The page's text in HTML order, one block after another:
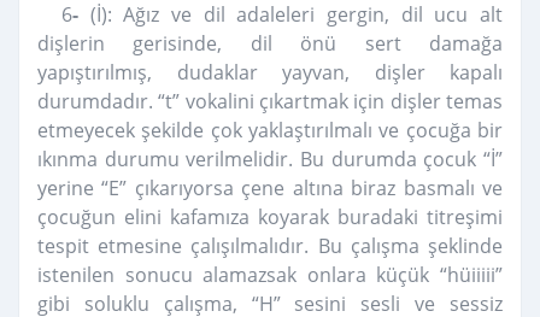
6- (İ): Ağız ve dil adaleleri gergin, dil ucu alt
dişlerin gerisinde, dil önü sert damağa
yapıştırılmış, dudaklar yayvan, dişler kapalı
durumdadır. “t” vokalini çıkartmak için dişler temas
etmeyecek şekilde çok yaklaştırılmalı ve çocuğa bir
ıkınma durumu verilmelidir. Bu durumda çocuk “İ”
yerine “E” çıkarıyorsa çene altına biraz basmalı ve
çocuğun elini kafamıza koyarak buradaki titreşimi
tespit etmesine çalışılmalıdır. Bu çalışma şeklinde
istenilen sonucu alamazsak onlara küçük “hüiiiii”
gibi soluklu çalışma, “H” sesini sesli ve sessiz